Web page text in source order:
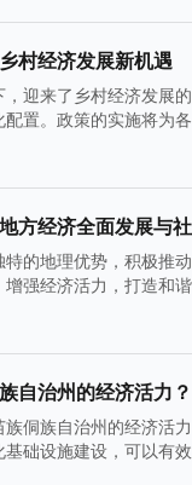
村经济发展新机遇
迎来了乡村经济发展
置。政策的实施将为
方经济全面发展与
的地理优势，积极推
强经济活力，打造和
自治州的经济活力？
侗族自治州的经济活
础设施建设，可以有